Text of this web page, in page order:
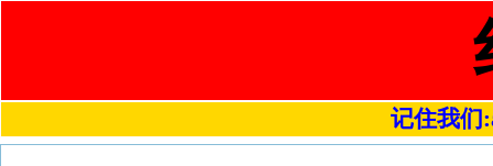
记住我们